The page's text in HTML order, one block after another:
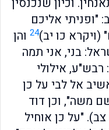
"ופניתי אליכם
כו יב)24 והן
בני, אני תמה
רבש"ע, אילולי
אל לבי על כן
משה", וכן דוד
"על כן אוחיל